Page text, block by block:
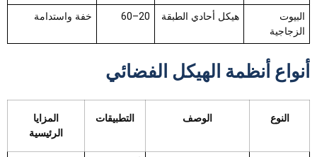
البيوت
الزجاجية
هيكل أحادي الطبقة 20–60 خفة واستدامة
أنواع أنظمة الهيكل الفضائي
النوع الوصف التطبيقات
المزايا
الرئيسية